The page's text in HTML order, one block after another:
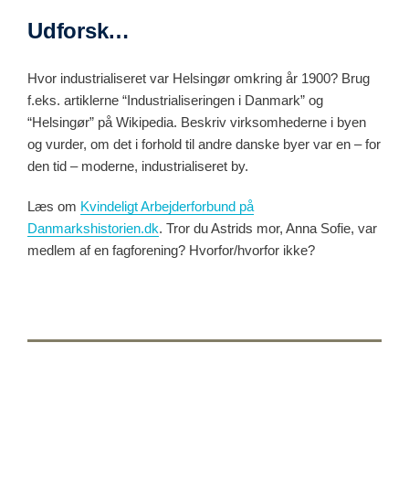
Udforsk…
Hvor industrialiseret var Helsingør omkring år 1900? Brug
f.eks. artiklerne “Industrialiseringen i Danmark” og
“Helsingør” på Wikipedia. Beskriv virksomhederne i byen
og vurder, om det i forhold til andre danske byer var en – for
den tid – moderne, industrialiseret by.
Læs om Kvindeligt Arbejderforbund på
Danmarkshistorien.dk. Tror du Astrids mor, Anna Sofie, var
medlem af en fagforening? Hvorfor/hvorfor ikke?